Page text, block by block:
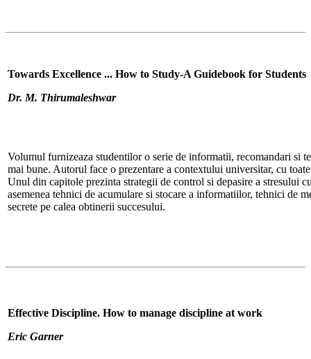
Towards Excellence ... How to Study-A Guidebook for Students
Dr. M. Thirumaleshwar
Volumul furnizeaza studentilor o serie de informatii, recomandari si
mai bune. Autorul face o prezentare a contextului universitar, cu
Unul din capitole prezinta strategii de control si depasire a stresului
asemenea tehnici de acumulare si stocare a informatiilor, tehnici de
secrete pe calea obtinerii succesului.
Effective Discipline. How to manage discipline at work
Eric Garner